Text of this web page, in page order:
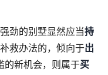
劲的别墅显然应当持
救办法的，倾向于出
的新机会，则属于买